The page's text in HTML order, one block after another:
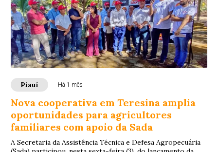
Piauí Há 1 mês
Nova cooperativa em Teresina amplia
oportunidades para agricultores
familiares com apoio da Sada
A Secretaria da Assistência Técnica e Defesa Agropecuária